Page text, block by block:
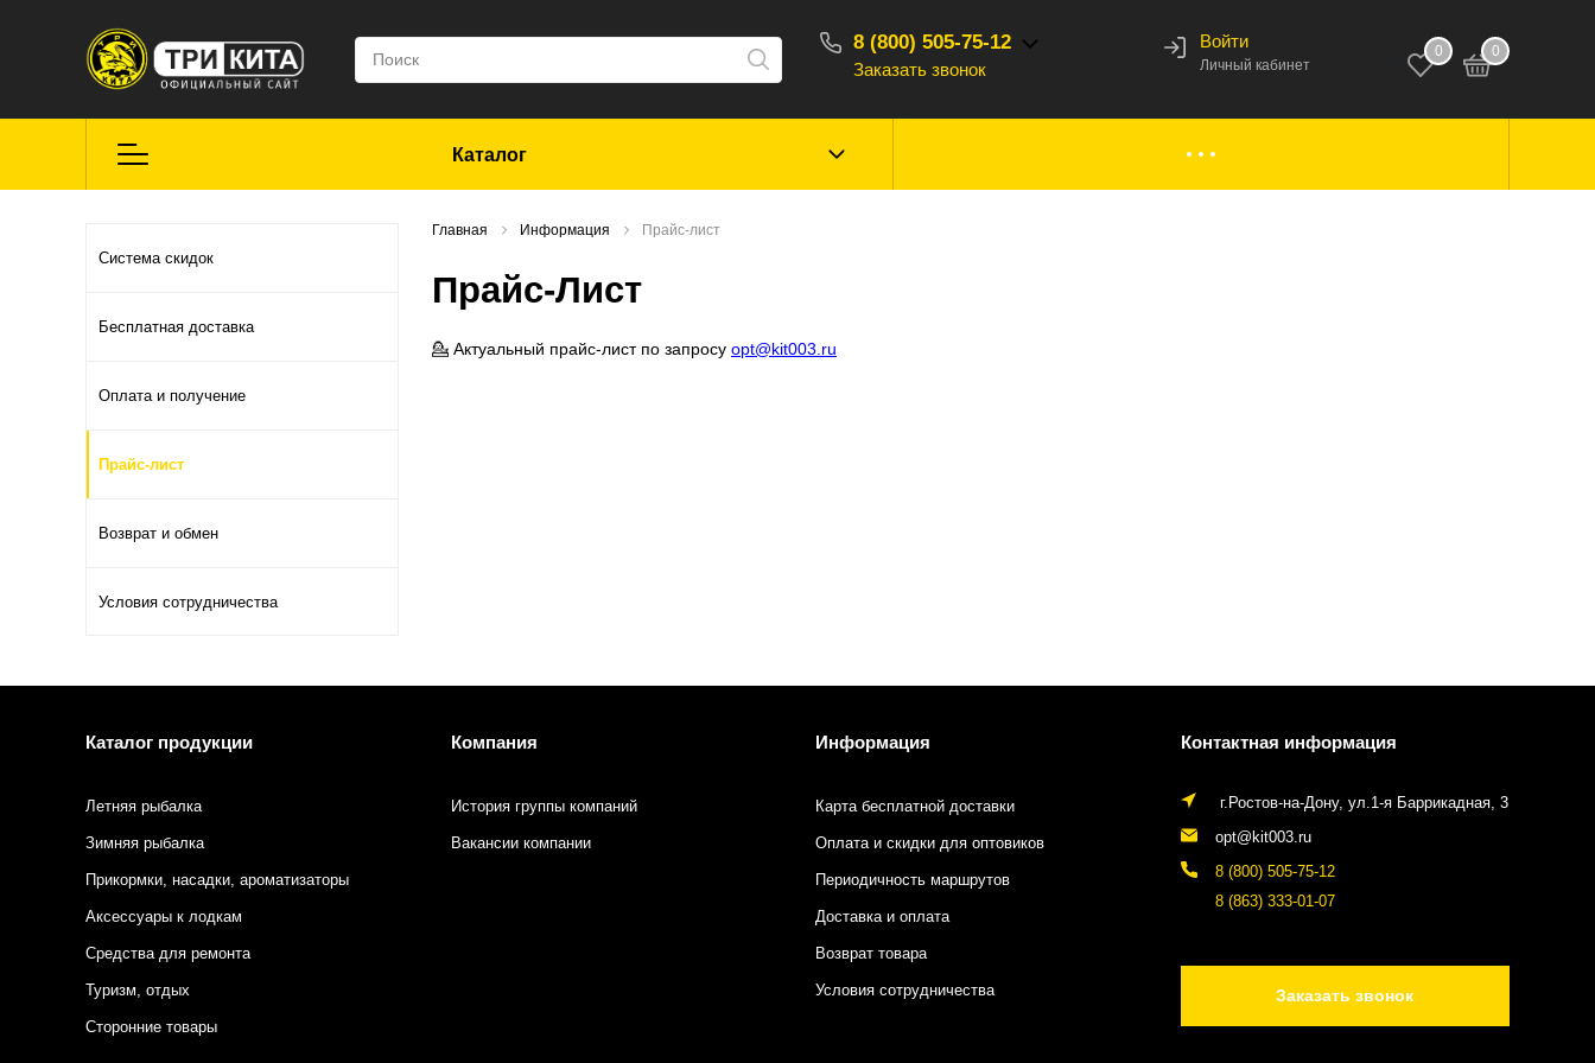
8 (800) 505-75-12
Заказать звонок
Войти
Личный кабинет
0 0
Каталог
Средства для
Система скидок
Бесплатная доставка
Оплата и получение
Прайс-лист
Возврат и обмен
Условия сотрудничества
Главная Информация Прайс-лист
Прайс-Лист
💁 Актуальный прайс-лист по запросу opt@kit003.ru
Каталог продукции
Летняя рыбалка
Зимняя рыбалка
Прикормки, насадки, ароматизаторы
Аксессуары к лодкам
Средства для ремонта
Туризм, отдых
Сторонние товары
Компания
История группы компаний
Вакансии компании
Информация
Карта бесплатной доставки
Оплата и скидки для оптовиков
Периодичность маршрутов
Доставка и оплата
Возврат товара
Условия сотрудничества
Контактная информация
г.Ростов-на-Дону, ул.1-я Баррикадная, 3
opt@kit003.ru
8 (800) 505-75-12
8 (863) 333-01-07
Заказать звонок